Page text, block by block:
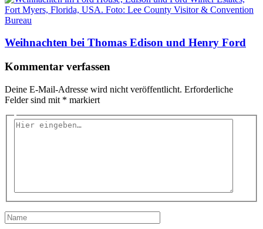
Weihnachten bei Thomas Edison und Henry Ford
Kommentar verfassen
Deine E-Mail-Adresse wird nicht veröffentlicht. Erforderliche
Felder sind mit * markiert
Hier
Name